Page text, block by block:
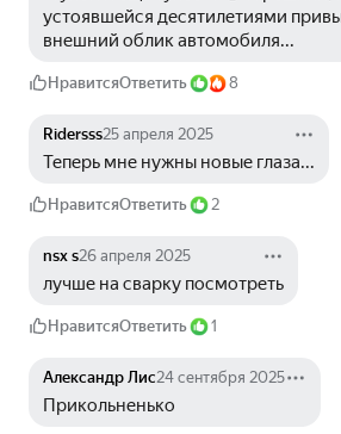
устоявшейся десятилетиями
внешний облик автомобиля...
НравитсяОтветить 8
Ridersss25 апреля 2025
Теперь мне нужны новые глаза...
НравитсяОтветить 2
nsx s26 апреля 2025
лучше на сварку посмотреть
НравитсяОтветить 1
Александр Лис24 сентября 2025
Прикольненько